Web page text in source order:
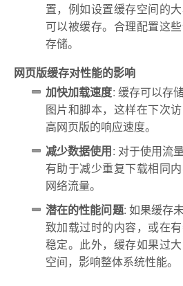
置，例如设置缓存空间的
可以被缓存。合理配置这
存储。
网页版缓存对性能的影响
加快加载速度: 缓存可以存
图片和脚本，这样在下次
高网页版的响应速度。
减少数据使用: 对于使用流
有助于减少重复下载相同
网络流量。
潜在的性能问题: 如果缓存
致加载过时的内容，或在
稳定。此外，缓存如果过
空间，影响整体系统性能。